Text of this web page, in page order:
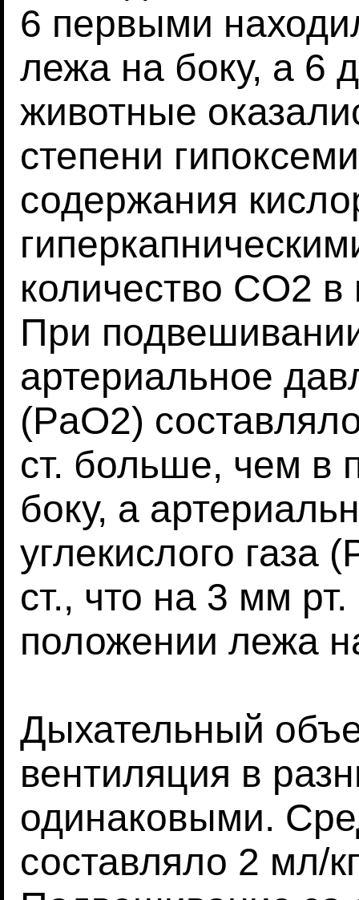
6 первыми
лежа на боку, а 6
животные
степени
содержания
количество CO2
При
артериальное
(PaO2)
ст. больше, чем в
боку, а
углекислого газа
ст., что на 3 мм
положении лежа
Дыхательный
вентиляция в
одинаковыми.
составляло 2 мл/